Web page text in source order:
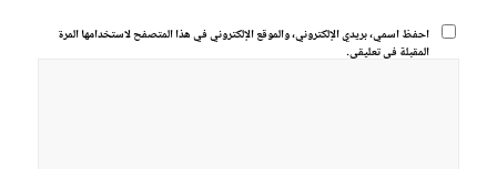
احفظ اسمي، بريدي الإلكتروني، والموقع الإلكتروني في هذا المتصفح لاستخدامها المرة
المقبلة في تعليقي.